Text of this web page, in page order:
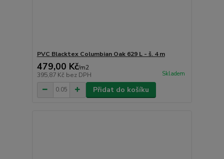
PVC Blacktex Columbian Oak 629 L - š. 4 m
479,00 Kč/m2
395,87 Kč bez DPH Skladem
Přidat do košíku